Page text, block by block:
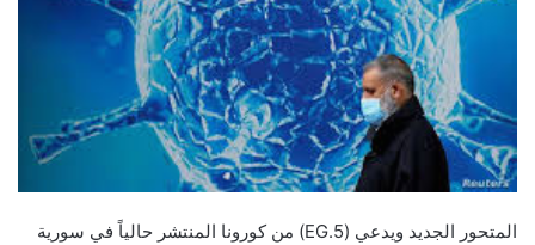
المتحور الجديد ويدعي (EG.5) من كورونا المنتشر حالياً في سورية